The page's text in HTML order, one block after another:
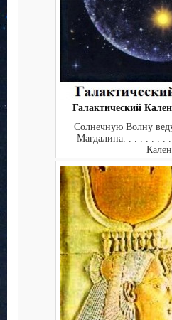
Галактический
Солнечную Волну
Магдалина. . . . . . . . .